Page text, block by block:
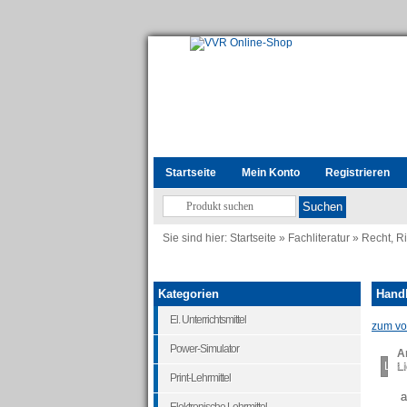
Startseite Mein Konto Registrieren
Sie sind hier: Startseite » Fachliteratur » Recht,
zum
Kategorien
El. Unterrichtsmittel
Power-Simulator
Print-Lehrmittel